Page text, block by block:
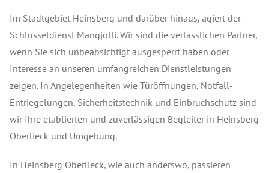
Im Stadtgebiet Heinsberg und darüber hinaus, agiert der
Schlüsseldienst Mangjolli. Wir sind die verlässlichen Partner,
wenn Sie sich unbeabsichtigt ausgesperrt haben oder
Interesse an unseren umfangreichen Dienstleistungen
zeigen. In Angelegenheiten wie Türöffnungen, Notfall-
Entriegelungen, Sicherheitstechnik und Einbruchschutz sind
wir Ihre etablierten und zuverlässigen Begleiter in Heinsberg
Oberlieck und Umgebung.
In Heinsberg Oberlieck, wie auch anderswo, passieren